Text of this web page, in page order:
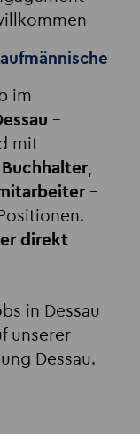
im
–
mit
Buchhalter,
–
direkt
in Dessau
unserer
Dessau.